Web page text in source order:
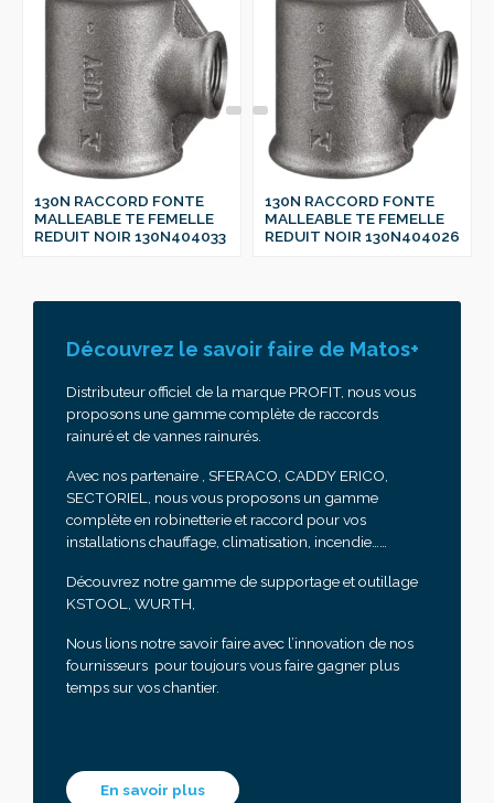
130N RACCORD FONTE
MALLEABLE TE FEMELLE
REDUIT NOIR 130N404033
130N RACCORD FONTE
MALLEABLE TE FEMELLE
REDUIT NOIR 130N404026
Découvrez le savoir faire de Matos+
Distributeur officiel de la marque PROFIT, nous vous
proposons une gamme complète de raccords
rainuré et de vannes rainurés.
Avec nos partenaire , SFERACO, CADDY ERICO,
SECTORIEL, nous vous proposons un gamme
complète en robinetterie et raccord pour vos
installations chauffage, climatisation, incendie……
Découvrez notre gamme de supportage et outillage
KSTOOL, WURTH,
Nous lions notre savoir faire avec l’innovation de nos
fournisseurs pour toujours vous faire gagner plus
temps sur vos chantier.
En savoir plus